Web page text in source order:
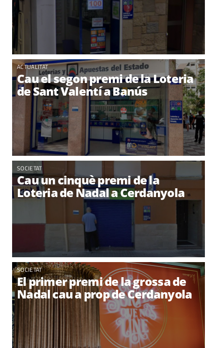
ACTUALITAT
Cau el segon premi de la Loteria
de Sant Valentí a Banús
SOCIETAT
Cau un cinquè premi de la
Loteria de Nadal a Cerdanyola
SOCIETAT
El primer premi de la grossa de
Nadal cau a prop de Cerdanyola